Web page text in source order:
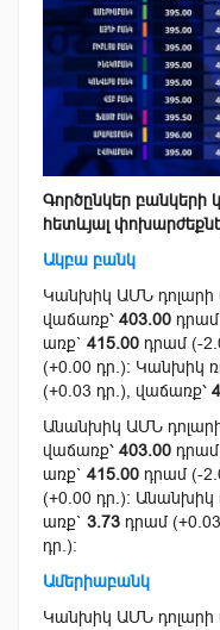
Գործընկեր բանկերի
հետևյալ
Ակբա բանկ
Կանխիկ ԱՄՆ դոլարի
վաճառք՝ 403.00
առք` 415.00 դրամ (-
(+0.00 դր.): Կանխիկ
(+0.03 դր.), վաճառք՝
Անանխիկ ԱՄՆ
վաճառք՝ 403.00
առք` 415.00 դրամ (-
(+0.00 դր.): Անանխիկ
առք` 3.73 դրամ
դր.):
Ամերիաբանկ
Կանխիկ ԱՄՆ դոլարի